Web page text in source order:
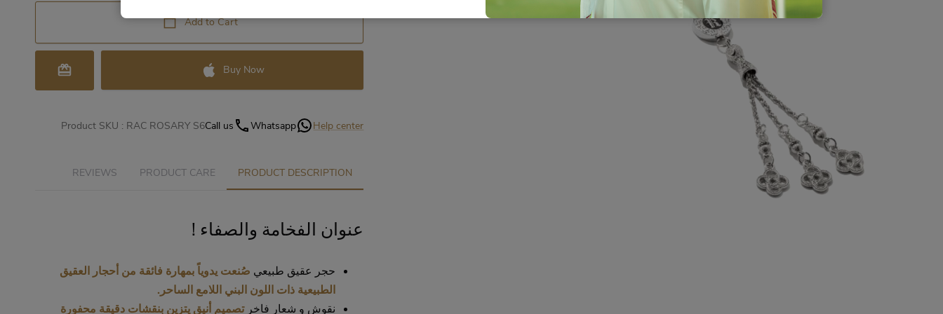
Buy Now
Add to Cart
Help center
Whatsapp
Call us
Product SKU : RAC ROSARY S6
PRODUCT DESCRIPTION
PRODUCT CARE
REVIEWS
عنوان الفخامة والصفاء !
حجر عقيق طبيعي صُنعت يدوياً بمهارة فائقة من أحجار العقيق
الطبيعية ذات اللون البني اللامع الساحر.
نقوش و شعار فاخرتصميم أنيق يتزين بنقشات دقيقة محفورة